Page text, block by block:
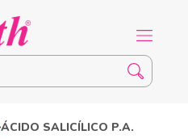
ÁCIDO SALICÍLICO P.A.